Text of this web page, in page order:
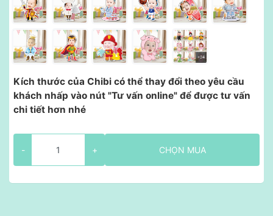
Kích thước của Chibi có thể thay đổi theo yêu cầu
khách nhấp vào nút "Tư vấn online" để được tư vấn
chi tiết hơn nhé
- + CHỌN MUA